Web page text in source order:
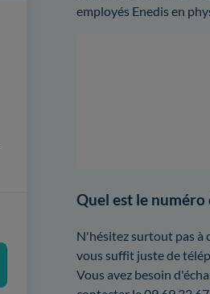
employés Enedis en
Quel est le
N'hésitez surtout pas à
vous suffit juste de
Vous avez besoin